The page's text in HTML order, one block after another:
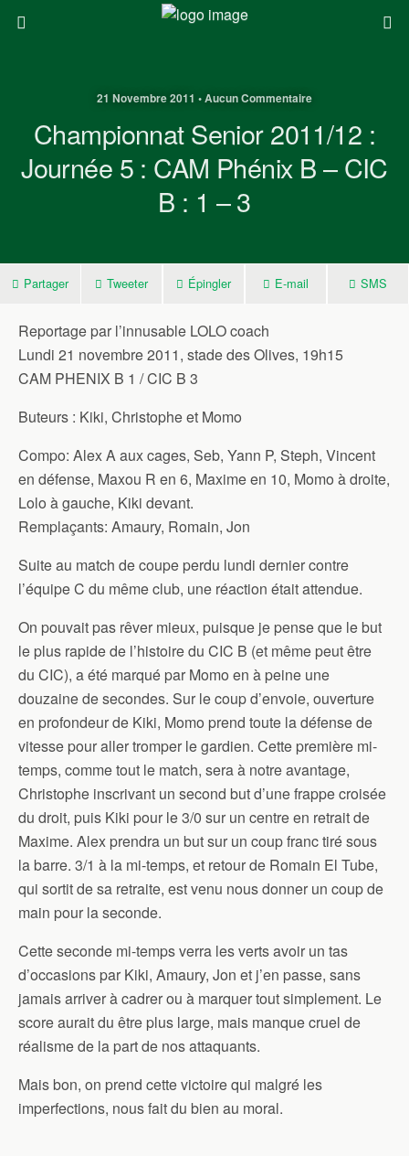
21 Novembre 2011 • Aucun Commentaire
Championnat Senior 2011/12 :
Journée 5 : CAM Phénix B – CIC
B : 1 – 3
Partager Tweeter Épingler E-mail SMS
Reportage par l’innusable LOLO coach
Lundi 21 novembre 2011, stade des Olives, 19h15
CAM PHENIX B 1 / CIC B 3
Buteurs : Kiki, Christophe et Momo
Compo: Alex A aux cages, Seb, Yann P, Steph, Vincent
en défense, Maxou R en 6, Maxime en 10, Momo à droite,
Lolo à gauche, Kiki devant.
Remplaçants: Amaury, Romain, Jon
Suite au match de coupe perdu lundi dernier contre
l’équipe C du même club, une réaction était attendue.
On pouvait pas rêver mieux, puisque je pense que le but
le plus rapide de l’histoire du CIC B (et même peut être
du CIC), a été marqué par Momo en à peine une
douzaine de secondes. Sur le coup d’envoie, ouverture
en profondeur de Kiki, Momo prend toute la défense de
vitesse pour aller tromper le gardien. Cette première mi-
temps, comme tout le match, sera à notre avantage,
Christophe inscrivant un second but d’une frappe croisée
du droit, puis Kiki pour le 3/0 sur un centre en retrait de
Maxime. Alex prendra un but sur un coup franc tiré sous
la barre. 3/1 à la mi-temps, et retour de Romain El Tube,
qui sortit de sa retraite, est venu nous donner un coup de
main pour la seconde.
Cette seconde mi-temps verra les verts avoir un tas
d’occasions par Kiki, Amaury, Jon et j’en passe, sans
jamais arriver à cadrer ou à marquer tout simplement. Le
score aurait du être plus large, mais manque cruel de
réalisme de la part de nos attaquants.
Mais bon, on prend cette victoire qui malgré les
imperfections, nous fait du bien au moral.